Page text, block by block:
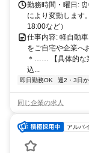
勤務時間・曜日:
により変動します
18:00など）
仕事内容: 軽自動
をご自宅や企業
＊…… 【具体的な
込...
即日勤務OK 週2・3日
同じ企業の求人
アルバ